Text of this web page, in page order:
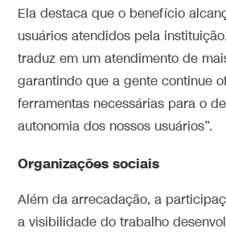
Ela destaca que o benefício
usuários atendidos pela
traduz em um atendimento de
garantindo que a gente continue
ferramentas necessárias para o
autonomia dos nossos usuários”.
Organizações sociais
Além da arrecadação, a
a visibilidade do trabalho